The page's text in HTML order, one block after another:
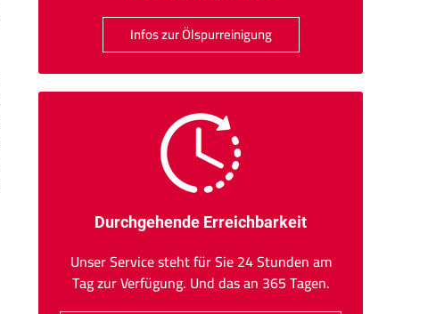
Infos zur Ölspurreinigung
Durchgehende Erreichbarkeit
Unser Service steht für Sie 24 Stunden am
Tag zur Verfügung. Und das an 365 Tagen.